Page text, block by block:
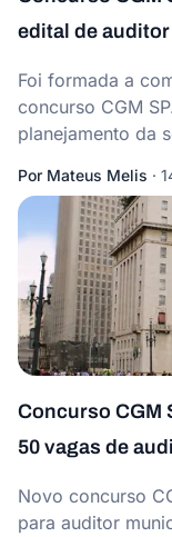
edital de auditor
Foi formada a
concurso CGM
planejamento da
Por Mateus Melis ·
Concurso CGM
50 vagas de
Novo concurso
para auditor